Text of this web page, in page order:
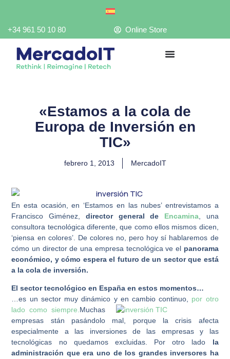
contenido
+34 961 50 10 80 Online Store
«Estamos a la cola de
Europa de Inversión en
TIC»
febrero 1, 2013 MercadoIT
En esta ocasión, en ‘Estamos en las nubes’ entrevistamos a
Francisco Giménez,
director general de Encamina, una
consultora tecnológica diferente, que como ellos mismos dicen,
‘piensa en colores’. De colores no, pero hoy sí hablaremos de
cómo un director de una empresa tecnológica ve el panorama
económico, y cómo espera el futuro de un sector que está
a la cola de inversión.
El sector tecnológico en España en estos momentos…
…es un sector muy dinámico y en cambio continuo, por otro
lado como siempre. Muchas
empresas stán pasándolo mal, porque la crisis afecta
especialmente a las inversiones de las empresas y las
tecnológicas no quedamos excluidas. Por otro lado la
administración que era uno de los grandes inversores ha